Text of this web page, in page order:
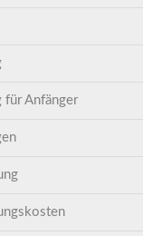
für Anfänger